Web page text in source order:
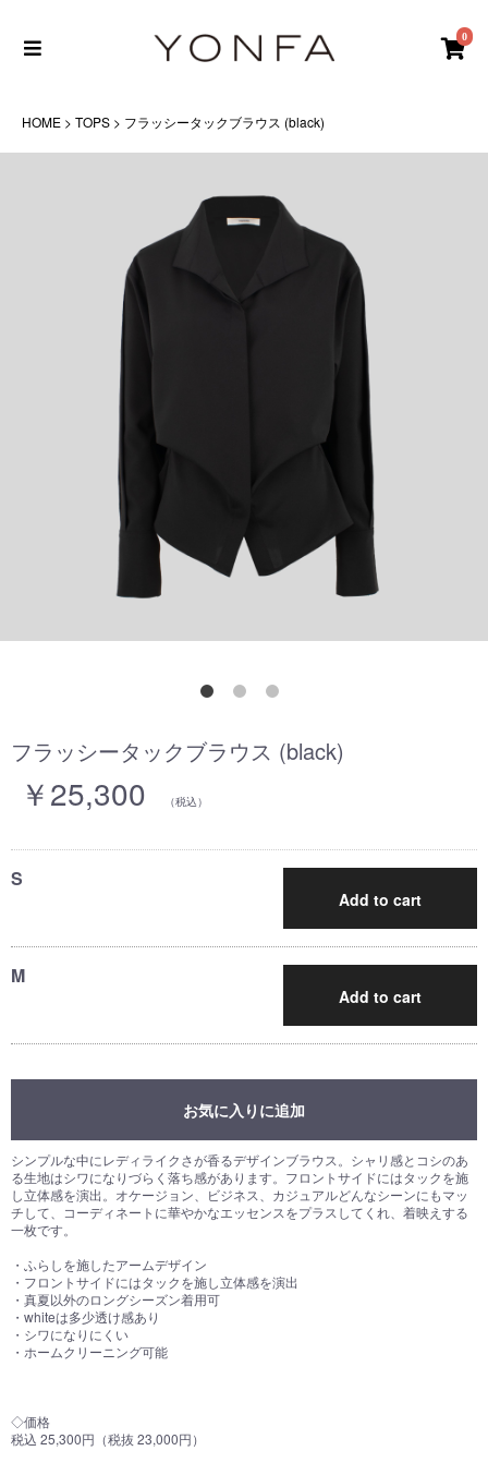
0
HOME > TOPS > フラッシータックブラウス (black)
フラッシータックブラウス (black)
￥25,300 （税込）
S
Add to cart
M
Add to cart
お気に入りに追加
シンプルな中にレディライクさが香るデザインブラウス。シャリ感とコシのあ
る生地はシワになりづらく落ち感があります。フロントサイドにはタックを施
し立体感を演出。オケージョン、ビジネス、カジュアルどんなシーンにもマッ
チして、コーディネートに華やかなエッセンスをプラスしてくれ、着映えする
一枚です。
・ふらしを施したアームデザイン
・フロントサイドにはタックを施し立体感を演出
・真夏以外のロングシーズン着用可
・whiteは多少透け感あり
・シワになりにくい
・ホームクリーニング可能
◇価格
税込 25,300円（税抜 23,000円）